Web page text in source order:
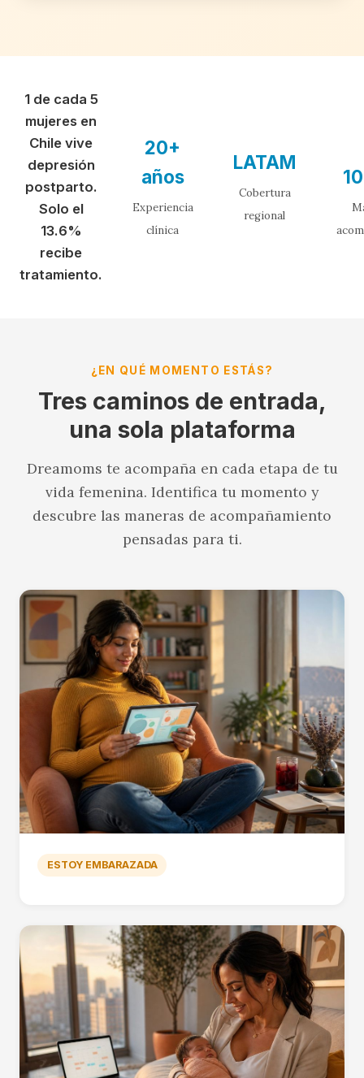
1 de cada 5
mujeres en
Chile vive
depresión
postparto.
Solo el
13.6%
recibe
tratamiento.
20+
años
Experiencia
clínica
LATAM
Cobertura
regional
¿EN QUÉ MOMENTO ESTÁS?
Tres caminos de entrada,
una sola plataforma
Dreamoms te acompaña en cada etapa de tu
vida femenina. Identifica tu momento y
descubre las maneras de acompañamiento
pensadas para ti.
ESTOY EMBARAZADA